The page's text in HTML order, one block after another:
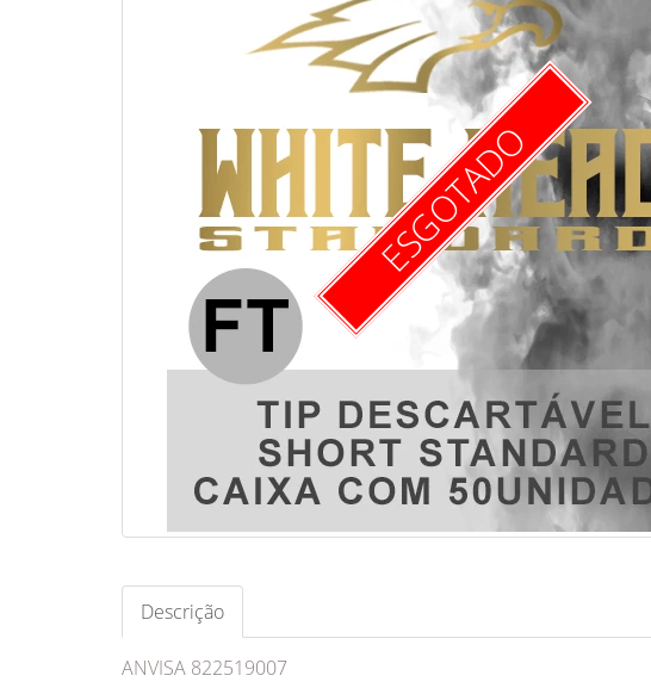
ESGOTADO
Descrição
ANVISA 822519007